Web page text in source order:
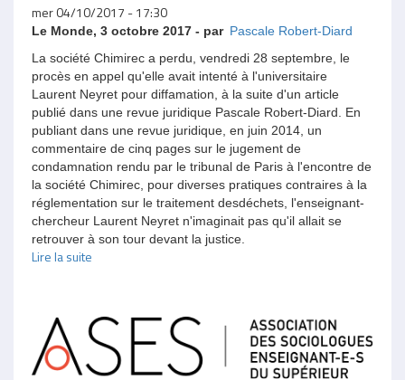
mer 04/10/2017 - 17:30
Le Monde, 3 octobre 2017 - par Pascale Robert-Diard
La société Chimirec a perdu, vendredi 28 septembre, le
procès en appel qu'elle avait intenté à l'universitaire
Laurent Neyret pour diffamation, à la suite d'un article
publié dans une revue juridique Pascale Robert-Diard. En
publiant dans une revue juridique, en juin 2014, un
commentaire de cinq pages sur le jugement de
condamnation rendu par le tribunal de Paris à l'encontre de
la société Chimirec, pour diverses pratiques contraires à la
réglementation sur le traitement desdéchets, l'enseignant-
chercheur Laurent Neyret n'imaginait pas qu'il allait se
retrouver à son tour devant la justice.
Lire la suite